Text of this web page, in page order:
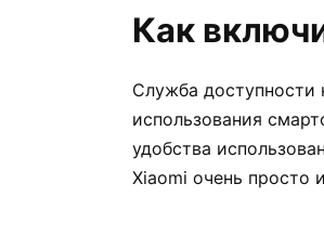
Как
Служба доступности
использования
удобства
Xiaomi очень просто